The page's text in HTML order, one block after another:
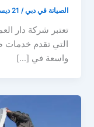
الصيانة في دبي/ 21 ديسمبر، 2025
تعتبر شركة دار
التي تقدم خدمات
واسعة في […]